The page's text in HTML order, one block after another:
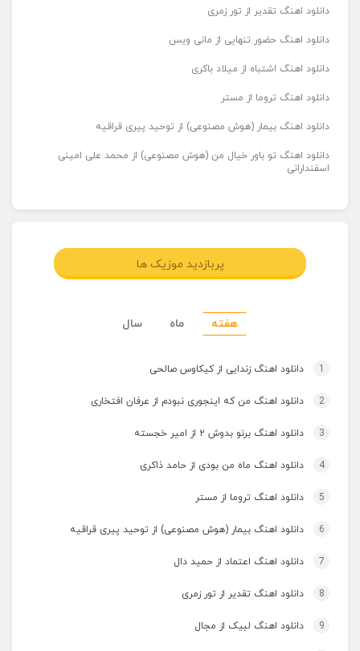
دانلود اهنگ تقدیر از تور زمری
دانلود اهنگ حضور تنهایی از مانی ویس
دانلود اهنگ اشتباه از میلاد باکری
دانلود اهنگ تروما از مستر
دانلود اهنگ بیمار (هوش مصنوعی) از توحید پیری قراقیه
دانلود اهنگ تو باور خیال من (هوش مصنوعی) از محمد علی امینی
اسفندارانی
پربازدید موزیک ها
هفته ماه سال
1 دانلود اهنگ زندایی از کیکاوس صالحی
2 دانلود اهنگ من که اینجوری نبودم از عرفان افتخاری
3 دانلود اهنگ برنو بدوش ۲ از امیر خجسته
4 دانلود اهنگ ماه من بودی از حامد ذاکری
5 دانلود اهنگ تروما از مستر
6 دانلود اهنگ بیمار (هوش مصنوعی) از توحید پیری قراقیه
7 دانلود اهنگ اعتماد از حمید دال
8 دانلود اهنگ تقدیر از تور زمری
9 دانلود اهنگ لبیک از مجال